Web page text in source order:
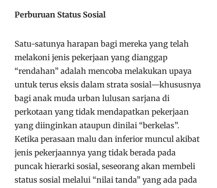
Perburuan Status Sosial
Satu-satunya harapan bagi mereka yang telah
melakoni jenis pekerjaan yang dianggap
“rendahan” adalah mencoba melakukan upaya
untuk terus eksis dalam strata sosial—khususnya
bagi anak muda urban lulusan sarjana di
perkotaan yang tidak mendapatkan pekerjaan
yang diinginkan ataupun dinilai “berkelas”.
Ketika perasaan malu dan inferior muncul akibat
jenis pekerjaannya yang tidak berada pada
puncak hierarki sosial, seseorang akan membeli
status sosial melalui “nilai tanda” yang ada pada